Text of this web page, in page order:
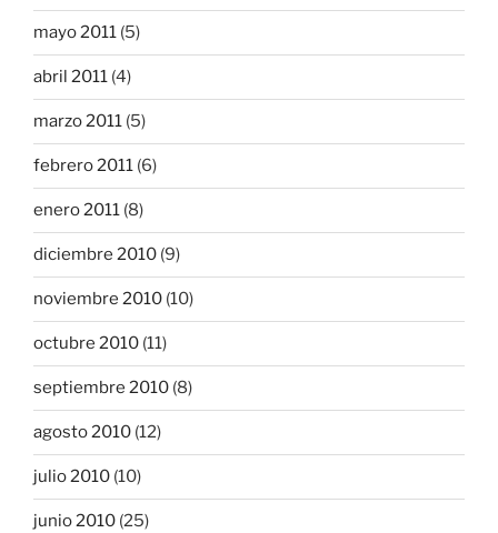
mayo 2011 (5)
abril 2011 (4)
marzo 2011 (5)
febrero 2011 (6)
enero 2011 (8)
diciembre 2010 (9)
noviembre 2010 (10)
octubre 2010 (11)
septiembre 2010 (8)
agosto 2010 (12)
julio 2010 (10)
junio 2010 (25)